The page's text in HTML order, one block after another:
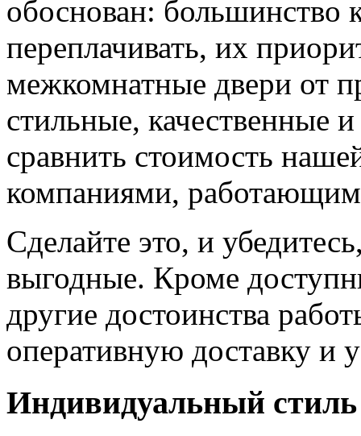
обоснован: большинство
переплачивать, их
межкомнатные двери от
стильные, качественные
сравнить стоимость
компаниями,
Сделайте это, и
выгодные. Кроме
другие достоинства
оперативную доставку и
Индивидуальный стиль